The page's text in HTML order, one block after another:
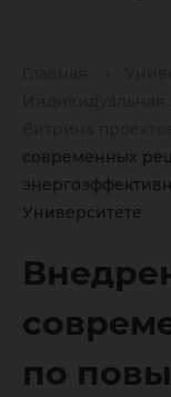
современных
Университете
и
в
по